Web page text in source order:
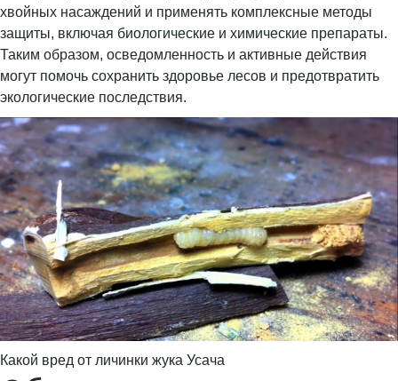
хвойных насаждений и применять комплексные методы
защиты, включая биологические и химические препараты.
Таким образом, осведомленность и активные действия
могут помочь сохранить здоровье лесов и предотвратить
экологические последствия.
Какой вред от личинки жука Усача